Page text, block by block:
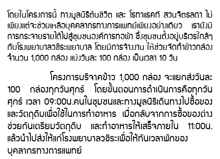
โดยในโครงการนี้ ทางมูลนิธิต้นชีวิต และ โรทาแรคท์ สวนจิตรลดา ไม่
เพียงแต่จะช่วยเหลือบุคคลากรทางการแพทย์เพียงอย่างเดียว เรายังมี
การกระจายรายได้ไปสู่ชุมชนองค์การทอผ้า ซึ่งชุมชนตั้งอยู่บริเวรใกล้ๆ
กับโรงพยาบาลวชิระพยาบาล โดยมีการจ้างงาน ให้ช่วยจัดทำข้าวกล่อง
จำนวน 1,000 กล่อง แบ่งวันละ 100 กล่อง เป็นเวลา 10 วัน
โครงการบริจาคข้าว 1,000 กล่อง จะแยกส่งวันละ
100 กล่องทุกวันศุกร์ โดยขั้นตอนการดำเนินการคือทุกวัน
ศุกร์ เวลา 09:00น.คนในชุมชนและทางมูลนิธิเดินทางไปซื้อของ
และวัตถุดิบเพื่อใช้ในการทำอาหาร เมื่อกลับจากการซื้อของต่าง
ช่วยกันเตรียมวัตถุดิบ และทำอาหารให้เสร็จภายใน 11:00น.
แล้วนำไปส่งให้แก่โรงพยาบาลวชิระเพื่อให้ทันเวลาพักของ
บุคลากรทางการแพทย์